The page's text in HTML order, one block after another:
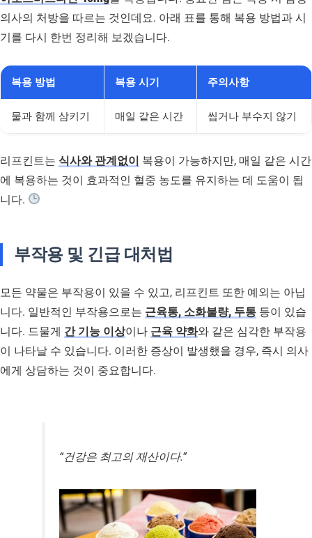
의사의 처방을 따르는 것인데요. 아래 표를 통해 복용 방법과 시
기를 다시 한번 정리해 보겠습니다.
복용 방법 복용 시기 주의사항
물과 함께 삼키기 매일 같은 시간 씹거나 부수지 않기
리프킨트는 식사와 관계없이 복용이 가능하지만, 매일 같은 시간
에 복용하는 것이 효과적인 혈중 농도를 유지하는 데 도움이 됩
니다.
부작용 및 긴급 대처법
모든 약물은 부작용이 있을 수 있고, 리프킨트 또한 예외는 아닙
니다. 일반적인 부작용으로는 근육통, 소화불량, 두통 등이 있습
니다. 드물게 간 기능 이상이나 근육 약화와 같은 심각한 부작용
이 나타날 수 있습니다. 이러한 증상이 발생했을 경우, 즉시 의사
에게 상담하는 것이 중요합니다.
“건강은 최고의 재산이다.”